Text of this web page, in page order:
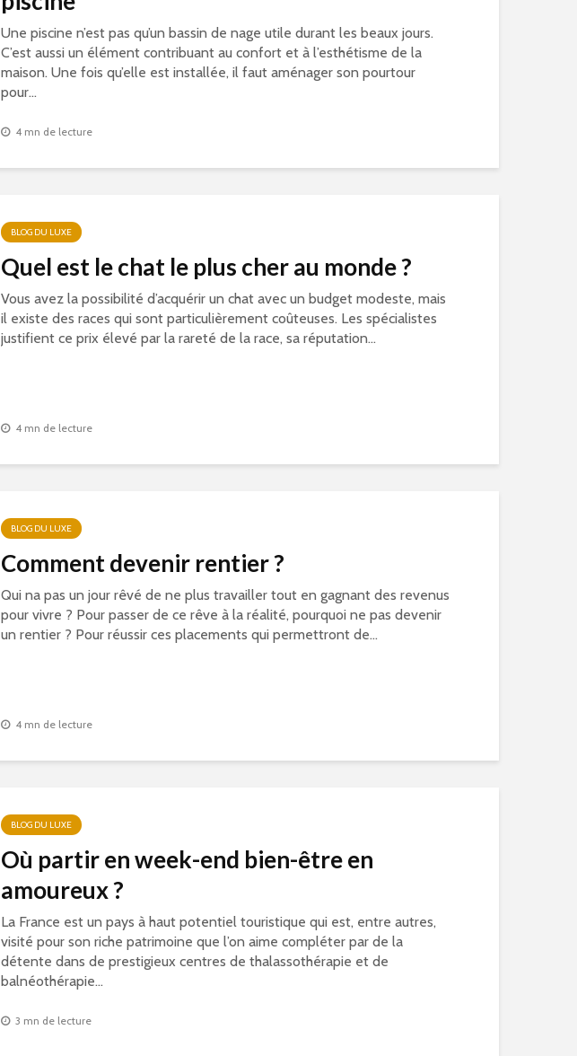
Une piscine n’est pas qu’un bassin de nage utile durant les beaux jours.
C’est aussi un élément contribuant au confort et à l’esthétisme de la
maison. Une fois qu’elle est installée, il faut aménager son pourtour
pour...
4 mn de lecture
BLOG DU LUXE
Quel est le chat le plus cher au monde ?
Vous avez la possibilité d’acquérir un chat avec un budget modeste, mais
il existe des races qui sont particulièrement coûteuses. Les spécialistes
justifient ce prix élevé par la rareté de la race, sa réputation...
4 mn de lecture
BLOG DU LUXE
Comment devenir rentier ?
Qui na pas un jour rêvé de ne plus travailler tout en gagnant des revenus
pour vivre ? Pour passer de ce rêve à la réalité, pourquoi ne pas devenir
un rentier ? Pour réussir ces placements qui permettront de...
4 mn de lecture
BLOG DU LUXE
Où partir en week-end bien-être en
amoureux ?
La France est un pays à haut potentiel touristique qui est, entre autres,
visité pour son riche patrimoine que l’on aime compléter par de la
détente dans de prestigieux centres de thalassothérapie et de
balnéothérapie...
3 mn de lecture